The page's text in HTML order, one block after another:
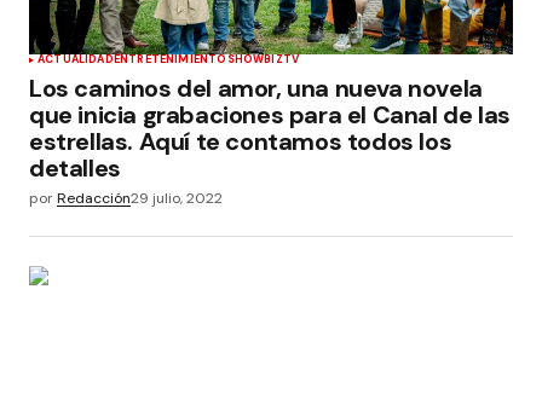
ACTUALIDADENTRETENIMIENTOSHOWBIZTV
Los caminos del amor, una nueva novela
que inicia grabaciones para el Canal de las
estrellas. Aquí te contamos todos los
detalles
porRedacción29 julio, 2022